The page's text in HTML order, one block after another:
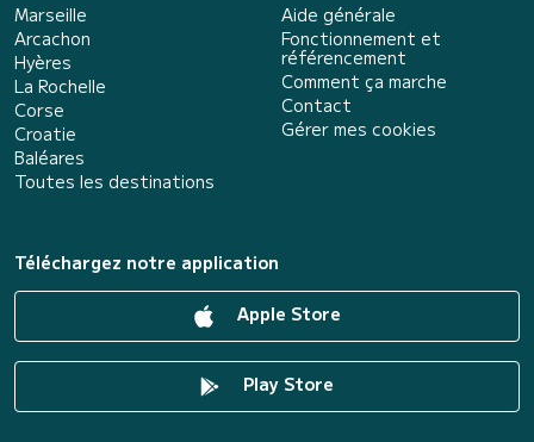
Marseille
Arcachon
Hyères
La Rochelle
Corse
Croatie
Baléares
Toutes les destinations
Aide générale
Fonctionnement et
référencement
Comment ça marche
Contact
Gérer mes cookies
Téléchargez notre application
Apple Store
Play Store